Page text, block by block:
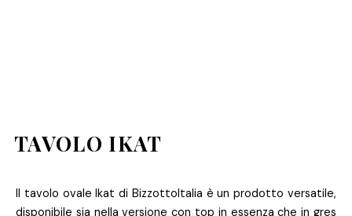
TAVOLO IKAT
Il tavolo ovale Ikat di BizzottoItalia è un prodotto versatile,
disponibile sia nella versione con top in essenza che in gres